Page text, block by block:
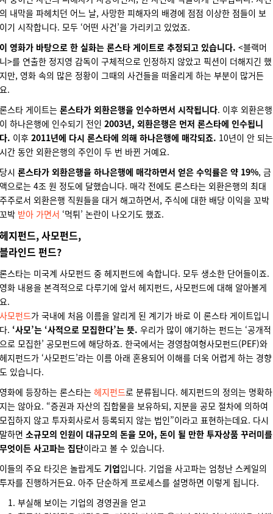
의 내막을 파헤치던 어느 날, 사망한 피해자의 배경에 점점 이상한 점들이 보
이기 시작합니다. 모두 ‘어떤 사건’을 가리키고 있었죠.
이 영화가 바탕으로 한 실화는 론스타 게이트로 추정되고 있습니다. <블랙머
니>를 연출한 정지영 감독이 구체적으로 인정하지 않았고 픽션이 더해지긴 했
지만, 영화 속의 많은 정황이 그때의 사건들을 떠올리게 하는 부분이 많거든
요.
론스타 게이트는 론스타가 외환은행을 인수하면서 시작됩니다. 이후 외환은행
이 하나은행에 인수되기 전인 2003년, 외환은행은 먼저 론스타에 인수됩니
다. 이후 2011년에 다시 론스타에 의해 하나은행에 매각되죠. 10년이 안 되는
시간 동안 외환은행의 주인이 두 번 바뀐 거예요.
당시 론스타가 외환은행을 하나은행에 매각하면서 얻은 수익률은 약 19%, 금
액으로는 4조 원 정도에 달했습니다. 매각 전에도 론스타는 외환은행의 최대
주주로서 외환은행 직원들을 대거 해고하면서, 주식에 대한 배당 이익을 꼬박
꼬박 받아 가면서 ‘먹튀’ 논란이 나오기도 했죠.
헤지펀드, 사모펀드,
블라인드 펀드?
론스타는 미국계 사모펀드 중 헤지펀드에 속합니다. 모두 생소한 단어들이죠.
영화 내용을 본격적으로 다루기에 앞서 헤지펀드, 사모펀드에 대해 알아볼게
요.
사모펀드가 국내에 처음 이름을 알리게 된 계기가 바로 이 론스타 게이트입니
다. ‘사모’는 ‘사적으로 모집한다’는 뜻. 우리가 많이 얘기하는 펀드는 ‘공개적
으로 모집한’ 공모펀드에 해당하죠. 한국에서는 경영참여형사모펀드(PEF)와
헤지펀드가 ‘사모펀드’라는 이름 아래 혼용되어 이해를 더욱 어렵게 하는 경향
도 있습니다.
영화에 등장하는 론스타는 헤지펀드 로 분류됩니다. 헤지펀드의 정의는 명확하
지는 않아요. “증권과 자산의 집합물을 보유하되, 지분을 공모 절차에 의하여
모집하지 않고 투자회사로서 등록되지 않는 법인”이라고 표현하는데요. 다시
말하면 소규모의 인원이 대규모의 돈을 모아, 돈이 될 만한 투자상품 꾸러미를
무엇이든 사고파는 집단이라고 볼 수 있습니다.
이들의 주요 타깃은 놀랍게도 기업입니다. 기업을 사고파는 엄청난 스케일의
투자를 진행하거든요. 아주 단순하게 프로세스를 설명하면 이렇게 됩니다.
부실해 보이는 기업의 경영권을 얻고